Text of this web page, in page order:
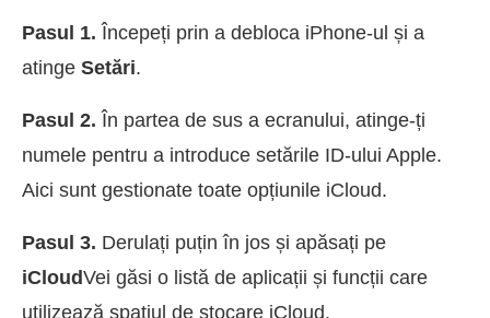
Pasul 1. Începeți prin a debloca iPhone-ul și a
atinge Setări.
Pasul 2. În partea de sus a ecranului, atinge-ți
numele pentru a introduce setările ID-ului Apple.
Aici sunt gestionate toate opțiunile iCloud.
Pasul 3. Derulați puțin în jos și apăsați pe
iCloudVei găsi o listă de aplicații și funcții care
utilizează spațiul de stocare iCloud.